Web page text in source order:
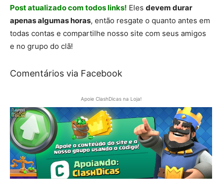
Post atualizado com todos links! Eles devem durar
apenas algumas horas, então resgate o quanto antes em
todas contas e compartilhe nosso site com seus amigos
e no grupo do clã!
Comentários via Facebook
Apoie ClashDicas na Loja!